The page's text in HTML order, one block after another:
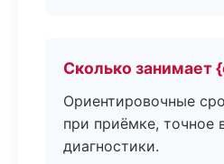
Сколько занимает
Ориентировочные
при приёмке, точное
диагностики.